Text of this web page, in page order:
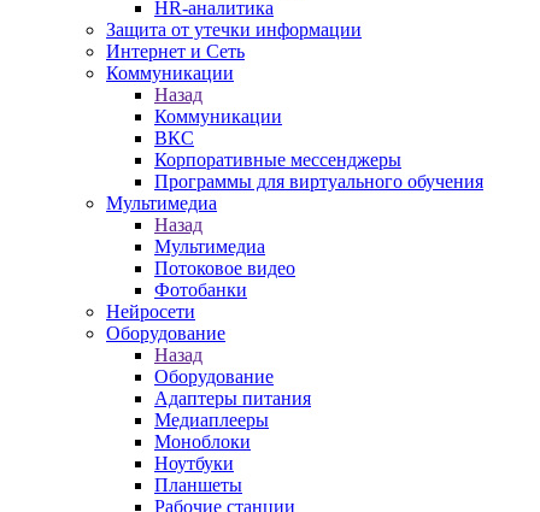
HR-аналитика
Защита от утечки информации
Интернет и Сеть
Коммуникации
Назад
Коммуникации
ВКС
Корпоративные мессенджеры
Программы для виртуального обучения
Мультимедиа
Назад
Мультимедиа
Потоковое видео
Фотобанки
Нейросети
Оборудование
Назад
Оборудование
Адаптеры питания
Медиаплееры
Моноблоки
Ноутбуки
Планшеты
Рабочие станции